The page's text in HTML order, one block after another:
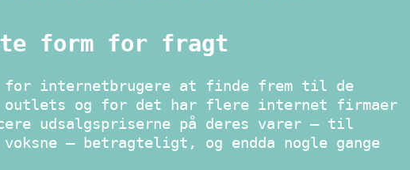
form for fragt
for internetbrugere at finde frem til de
outlets og for det har flere internet firmaer
udsalgspriserne på deres varer – til
– betragteligt, og endda nogle gange